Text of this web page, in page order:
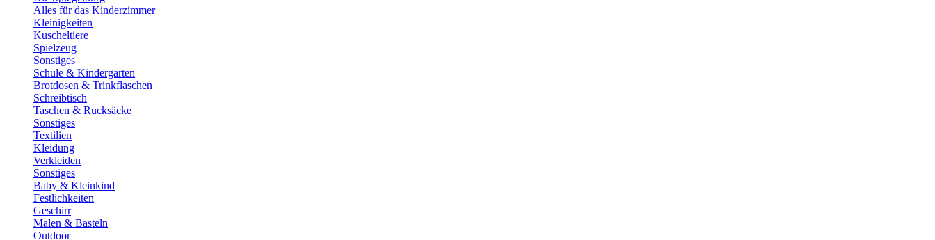
Alles für das Kinderzimmer
Kleinigkeiten
Kuscheltiere
Spielzeug
Sonstiges
Schule & Kindergarten
Brotdosen & Trinkflaschen
Schreibtisch
Taschen & Rucksäcke
Sonstiges
Textilien
Kleidung
Verkleiden
Sonstiges
Baby & Kleinkind
Festlichkeiten
Geschirr
Malen & Basteln
Outdoor